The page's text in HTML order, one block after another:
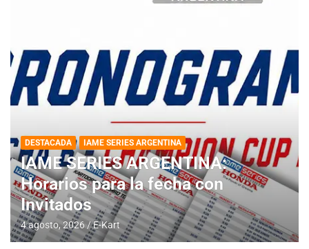
DESTACADA IAME SERIES ARGENTINA
IAME SERIES ARGENTINA:
Horarios para la fecha con
Invitados
4 agosto, 2026 E-Kart